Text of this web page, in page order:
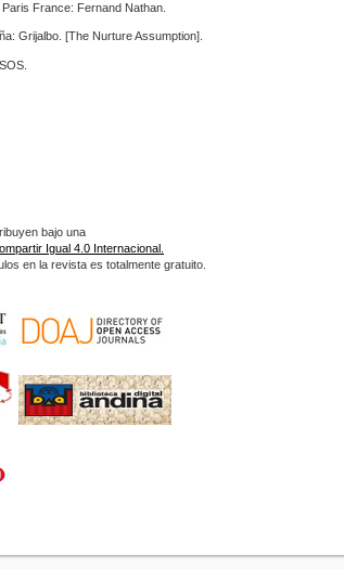
France: Fernand Nathan.
Grijalbo. [The Nurture Assumption].
bajo una
Igual 4.0 Internacional.
en la revista es totalmente gratuito.